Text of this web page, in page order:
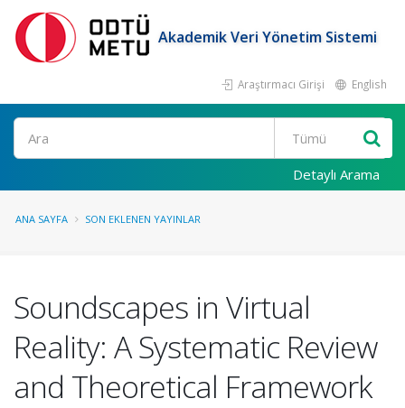
Akademik Veri Yönetim Sistemi
Araştırmacı Girişi English
Ara
Detaylı Arama
ANA SAYFA SON EKLENEN YAYINLAR
Soundscapes in Virtual
Reality: A Systematic Review
and Theoretical Framework